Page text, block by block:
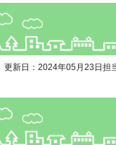
更新日：2024年05月23日 担